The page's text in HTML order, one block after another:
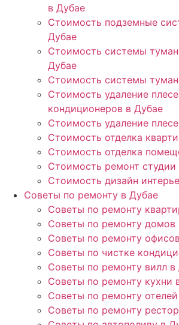
в Дубае
Стоимость подземные
Дубае
Стоимость системы
Дубае
Стоимость системы
Стоимость удаление
кондиционеров в Дубае
Стоимость удаление
Стоимость отделка
Стоимость отделка
Стоимость ремонт студии
Стоимость дизайн
Советы по ремонту в Дубае
Советы по ремонту
Советы по ремонту домов
Советы по ремонту
Советы по чистке
Советы по ремонту вилл в
Советы по ремонту кухни
Советы по ремонту
Советы по ремонту